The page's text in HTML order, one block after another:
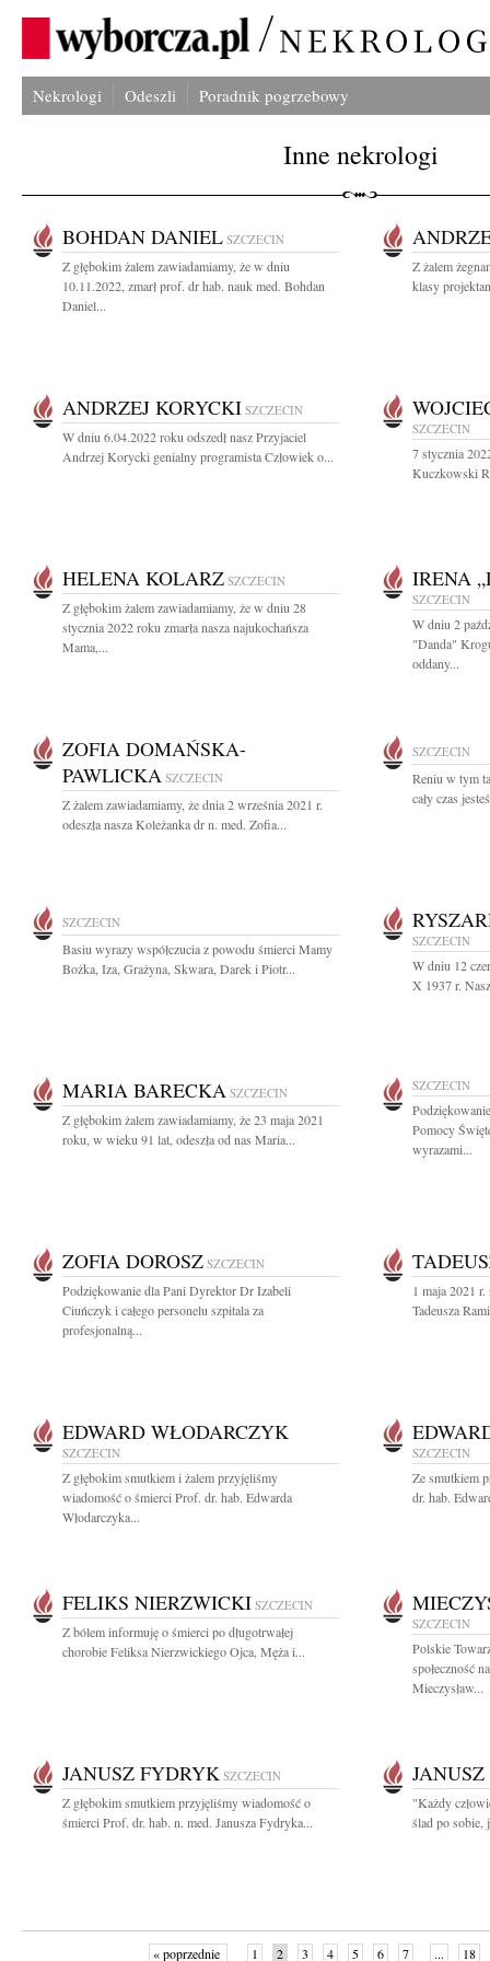
Nekrologi Odeszli Poradnik pogrzebowy
Inne nekrologi
BOHDAN DANIEL SZCZECIN
Z głębokim żalem zawiadamiamy, że w dniu
10.11.2022, zmarł prof. dr hab. nauk med. Bohdan
Daniel...
Z żalem
klasy
ANDRZEJ KORYCKI SZCZECIN
W dniu 6.04.2022 roku odszedł nasz Przyjaciel
Andrzej Korycki genialny programista Człowiek o...
SZCZECIN
7 stycznia
Kuczkowski
HELENA KOLARZ SZCZECIN
Z głębokim żalem zawiadamiamy, że w dniu 28
stycznia 2022 roku zmarła nasza najukochańsza
Mama,...
IRENA
SZCZECIN
W dniu 2
"Danda"
oddany...
ZOFIA DOMAŃSKA-
PAWLICKA SZCZECIN
Z żalem zawiadamiamy, że dnia 2 września 2021 r.
odeszła nasza Koleżanka dr n. med. Zofia...
SZCZECIN
Reniu w tym
cały czas
SZCZECIN
Basiu wyrazy współczucia z powodu śmierci Mamy
Bożka, Iza, Grażyna, Skwara, Darek i Piotr...
SZCZECIN
W dniu 12
X 1937 r.
MARIA BARECKA SZCZECIN
Z głębokim żalem zawiadamiamy, że 23 maja 2021
roku, w wieku 91 lat, odeszła od nas Maria...
SZCZECIN
Pomocy
wyrazami...
ZOFIA DOROSZ SZCZECIN
Podziękowanie dla Pani Dyrektor Dr Izabeli
Ciuńczyk i całego personelu szpitala za
profesjonalną...
1 maja 2021
Tadeusza
EDWARD WŁODARCZYK
SZCZECIN
Z głębokim smutkiem i żalem przyjęliśmy
wiadomość o śmierci Prof. dr. hab. Edwarda
Włodarczyka...
SZCZECIN
Ze smutkiem
dr. hab.
FELIKS NIERZWICKI SZCZECIN
Z bólem informuję o śmierci po długotrwałej
chorobie Feliksa Nierzwickiego Ojca, Męża i...
SZCZECIN
Polskie
społeczność
Mieczysław...
JANUSZ FYDRYK SZCZECIN
Z głębokim smutkiem przyjęliśmy wiadomość o
śmierci Prof. dr. hab. n. med. Janusza Fydryka...
"Każdy
ślad po sobie,
« poprzednie 1 2 3 4 5 6 7 ... 18